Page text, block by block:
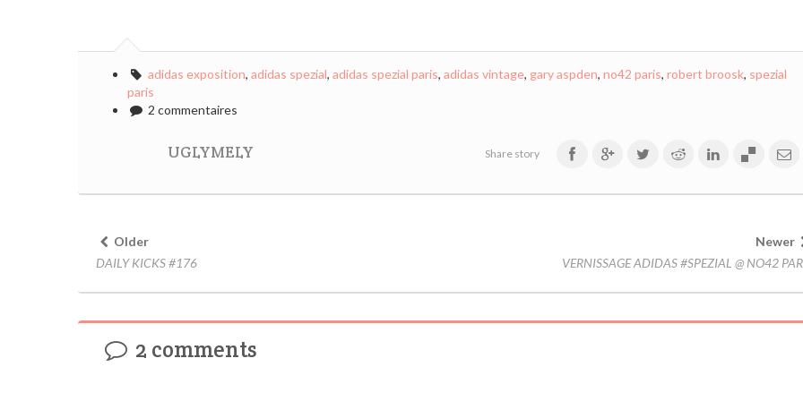
adidas exposition, adidas spezial, adidas spezial paris, adidas vintage, gary aspden, no42 paris, robert broosk, spezial
paris
2 commentaires
UGLYMELY Share story
Older
DAILY KICKS #176
Newer
VERNISSAGE ADIDAS #SPEZIAL @ NO42
2 comments